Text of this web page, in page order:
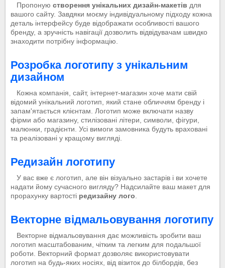
Пропоную створення унікальних дизайн-макетів для
вашого сайту. Завдяки моєму індивідуальному підходу кожна
деталь інтерфейсу буде відображати особливості вашого
бренду, а зручність навігації дозволить відвідувачам швидко
знаходити потрібну інформацію.
Розробка логотипу з унікальним
дизайном
Кожна компанія, сайт, інтернет-магазин хоче мати свій
відомий унікальний логотип, який стане обличчям бренду і
запам'ятається клієнтам. Логотип може включати назву
фірми або магазину, стилізовані літери, символи, фігури,
малюнки, градієнти. Усі вимоги замовника будуть враховані
та реалізовані у кращому вигляді.
Редизайн логотипу
У вас вже є логотип, але він візуально застарів і ви хочете
надати йому сучасного вигляду? Надсилайте ваш макет для
прорахунку вартості редизайну лого
Векторне відмальовування логотипу
Векторне відмальовування дає можливість зробити ваш
логотип масштабованим, чітким та легким для подальшої
роботи. Векторний формат дозволяє використовувати
логотип на будь-яких носіях, від візиток до білбордів, без